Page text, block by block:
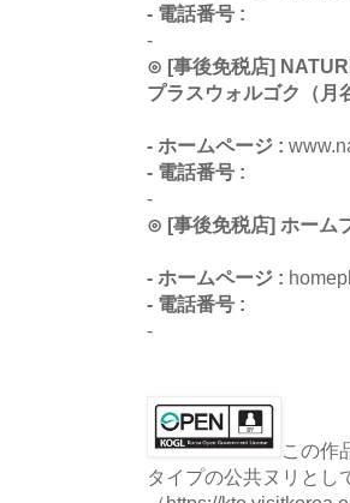
- 電話番号 :
-
⊙ [事後免税店]
プラスウォルゴク（月
- ホームページ :
- 電話番号 :
-
⊙ [事後免税店] ホーム
- ホームページ :
- 電話番号 :
-
この作
タイプの公共ヌリとし